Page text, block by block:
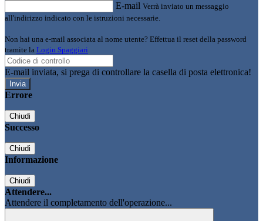
E-mail Verrà inviato un messaggio
all'indirizzo indicato con le istruzioni necessarie.
Non hai una e-mail associata al nome utente? Effettua il reset della password
tramite la Login Spaggiari
E-mail inviata, si prega di controllare la casella di posta elettronica!
Errore
Chiudi
Successo
Chiudi
Informazione
Chiudi
Attendere...
Attendere il completamento dell'operazione...